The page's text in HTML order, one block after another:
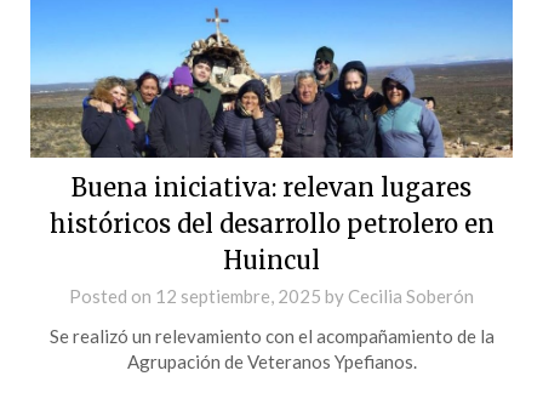
Buena iniciativa: relevan lugares
históricos del desarrollo petrolero en
Huincul
Posted on 12 septiembre, 2025 by Cecilia Soberón
Se realizó un relevamiento con el acompañamiento de la
Agrupación de Veteranos Ypefianos.